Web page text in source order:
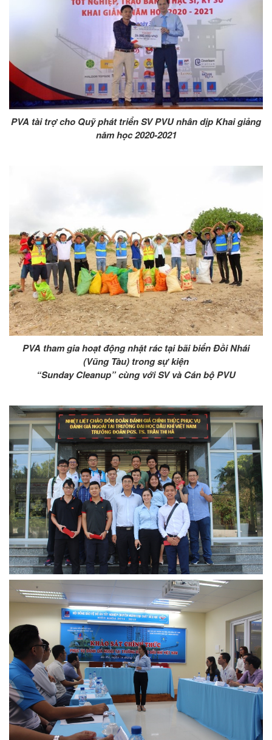
PVA tài trợ cho Quỹ phát triển SV PVU nhân dịp Khai giảng
năm học 2020-2021
PVA tham gia hoạt động nhặt rác tại bãi biển Đồi Nhái
(Vũng Tàu) trong sự kiện
“Sunday Cleanup” cùng với SV và Cán bộ PVU